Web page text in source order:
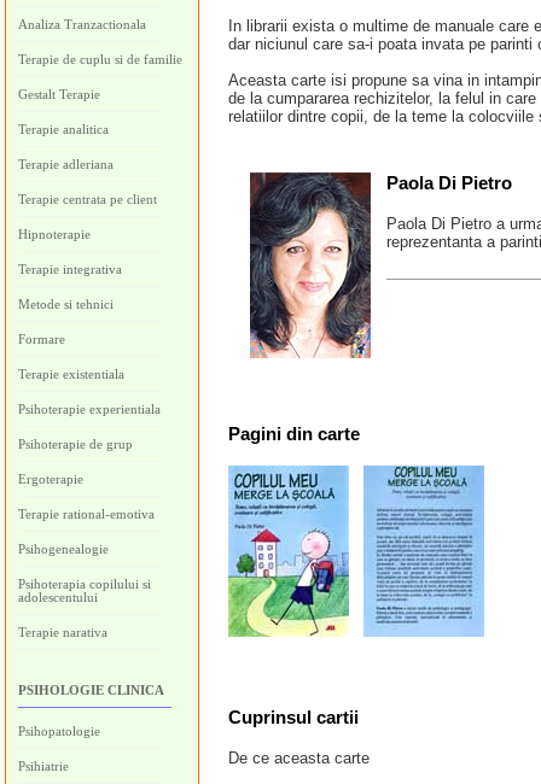
Analiza Tranzactionala
Terapie de cuplu si de familie
Gestalt Terapie
Terapie analitica
Terapie adleriana
Terapie centrata pe client
Hipnoterapie
Terapie integrativa
Metode si tehnici
Formare
Terapie existentiala
Psihoterapie experientiala
Psihoterapie de grup
Ergoterapie
Terapie rational-emotiva
Psihogenealogie
Psihoterapia copilului si
adolescentului
Terapie narativa
PSIHOLOGIE CLINICA
Psihopatologie
Psihiatrie
In librarii exista o multime de manuale
dar niciunul care sa-i poata invata pe
Aceasta carte isi propune sa vina in
de la cumpararea rechizitelor, la felul in
relatiilor dintre copii, de la teme la colocviile
Paola Di Pietro
Paola Di Pietro a
reprezentanta a
Pagini din carte
Cuprinsul cartii
De ce aceasta carte